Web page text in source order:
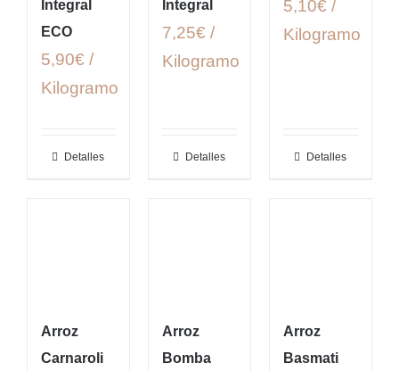
Integral
ECO
5,90€ /
Kilogramo
Detalles
Integral
7,25€ /
Kilogramo
Detalles
5,10€ /
Kilogramo
Detalles
Arroz
Carnaroli
Arroz
Bomba
Arroz
Basmati